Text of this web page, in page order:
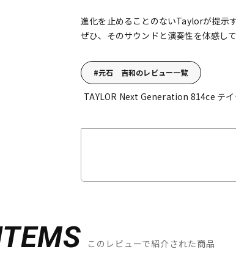
進化を止めることのないTaylorが提示
ぜひ、そのサウンドと演奏性を体感して
元石 吉和のレビュー一覧
TAYLOR Next Generation 814ce テイ
このレビューで紹介された商品